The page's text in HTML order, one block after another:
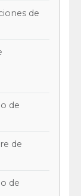
de
de
de
de